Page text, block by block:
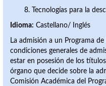
8. Tecnologías para la
Idioma: Castellano/ Inglés
La admisión a un Programa
condiciones generales de
estar en posesión de los
órgano que decide sobre la
Comisión Académica del